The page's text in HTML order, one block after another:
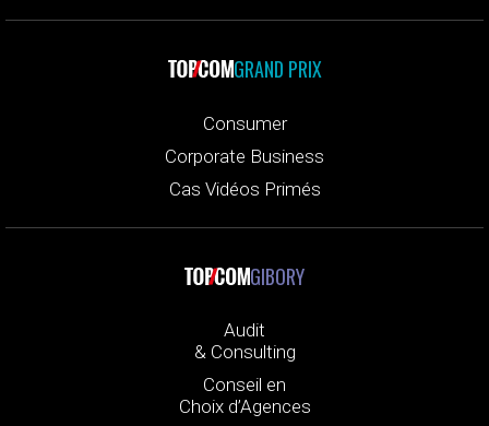
GRAND PRIX
Consumer
Corporate Business
Cas Vidéos Primés
GIBORY
Audit
& Consulting
Conseil en
Choix d’Agences